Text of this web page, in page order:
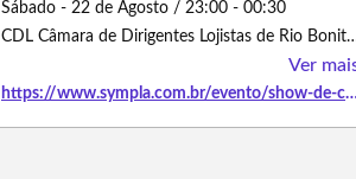
Sábado - 22 de Agosto / 23:00 - 00:30
CDL Câmara de Dirigentes Lojistas de Rio Bonito, Rua
Ver
https://www.sympla.com.br/evento/show-de-comedia-stand-up-rio-bonito/3473175